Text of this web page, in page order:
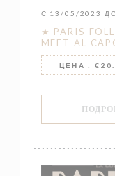
С 13/05/2023
★ PARIS
MEET AL
ЦЕНА :